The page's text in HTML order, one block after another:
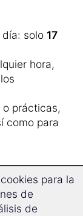
solo 17
hora,
o prácticas,
como para
Largo
hindi.
para la
de
de